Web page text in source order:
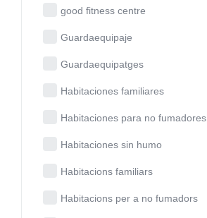
good fitness centre
Guardaequipaje
Guardaequipatges
Habitaciones familiares
Habitaciones para no fumadores
Habitaciones sin humo
Habitacions familiars
Habitacions per a no fumadors